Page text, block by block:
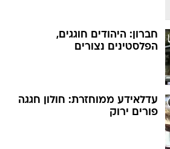
חברון: היהודים חוגגים,
הפלסטינים נצורים
עדלאידע ממוחזרת: חולון חגגה
פורים ירוק